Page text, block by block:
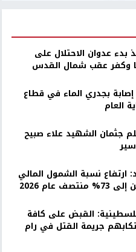
بدء عدوان الاحتلال على
وكفر عقب شمال القدس
ألف إصابة بجدري الماء في قطاع
العام
جثمان الشهيد علاء صبيح
ارتفاع نسبة الشمول المالي
عام 2026
القبض على كافة
جريمة القتل في رام